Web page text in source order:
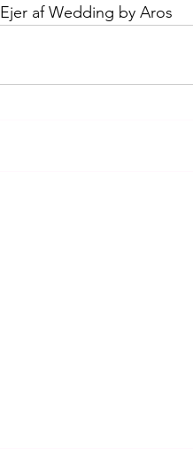
Ejer af Wedding by Aros